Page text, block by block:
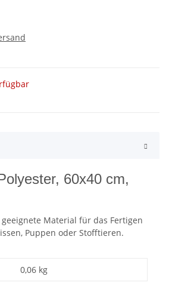
60x40 cm,
Material für das Fertigen
Puppen oder Stofftieren.
0,06 kg